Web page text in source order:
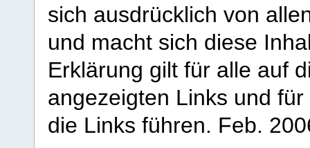
sich ausdrücklich von
und macht sich diese
Erklärung gilt für alle auf
angezeigten Links und
die Links führen. Feb.